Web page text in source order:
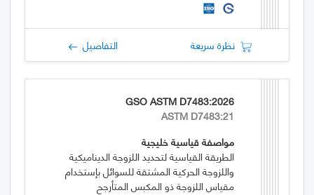
نظرة سريعة التفاصيل
GSO ASTM D7483:2026
ASTM D7483:21
مواصفة قياسية خليجية
الطريقة القياسية لتحديد اللزوجة الديناميكية
واللزوجة الحركية المشتقة للسوائل بإستخدام
مقياس اللزوجة ذو المكبس المتأرجح